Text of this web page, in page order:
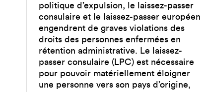
politique d’expulsion, le laissez-passer
consulaire et le laissez-passer européen
engendrent de graves violations des
droits des personnes enfermées en
rétention administrative. Le laissez-
passer consulaire (LPC) est nécessaire
pour pouvoir matériellement éloigner
une personne vers son pays d’origine,